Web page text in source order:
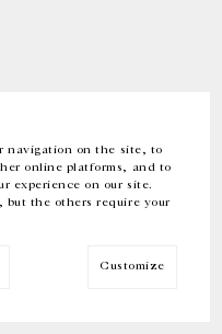
navigation on the site, to
online platforms, and to
experience on our site.
but the others require your
Customize